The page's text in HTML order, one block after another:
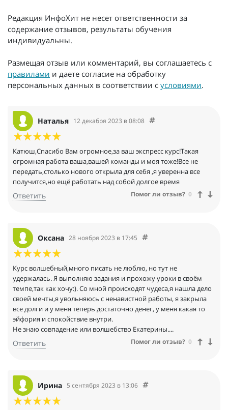
Редакция ИнфоХит не несет ответственности за
содержание отзывов, результаты обучения
индивидуальны.
Размещая отзыв или комментарий, вы соглашаетесь с
правилами и даете согласие на обработку
персональных данных в соответствии с условиями.
Наталья 12 декабря 2023 в 08:08
Катюш,Спасибо Вам огромное,за ваш экспресс курс!Такая
огромная работа ваша,вашей команды и моя тоже!Все не
передать,столько нового открыла для себя ,я уверенна все
получится,но ещё работать над собой долгое время
Ответить Помог ли отзыв? 0
Оксана 28 ноября 2023 в 17:45
Курс волшебный,много писать не люблю, но тут не
удержалась. Я выполняю задания и прохожу уроки в своём
темпе,так как хочу:). Со мной происходят чудеса,я нашла дело
своей мечты,я увольняюсь с ненавистной работы, я закрыла
все долги и у меня теперь достаточно денег, у меня какая то
эйфория и спокойствие внутри.
Не знаю совпадение или волшебство Екатерины....
Ответить Помог ли отзыв? 0
Ирина 5 сентября 2023 в 13:06